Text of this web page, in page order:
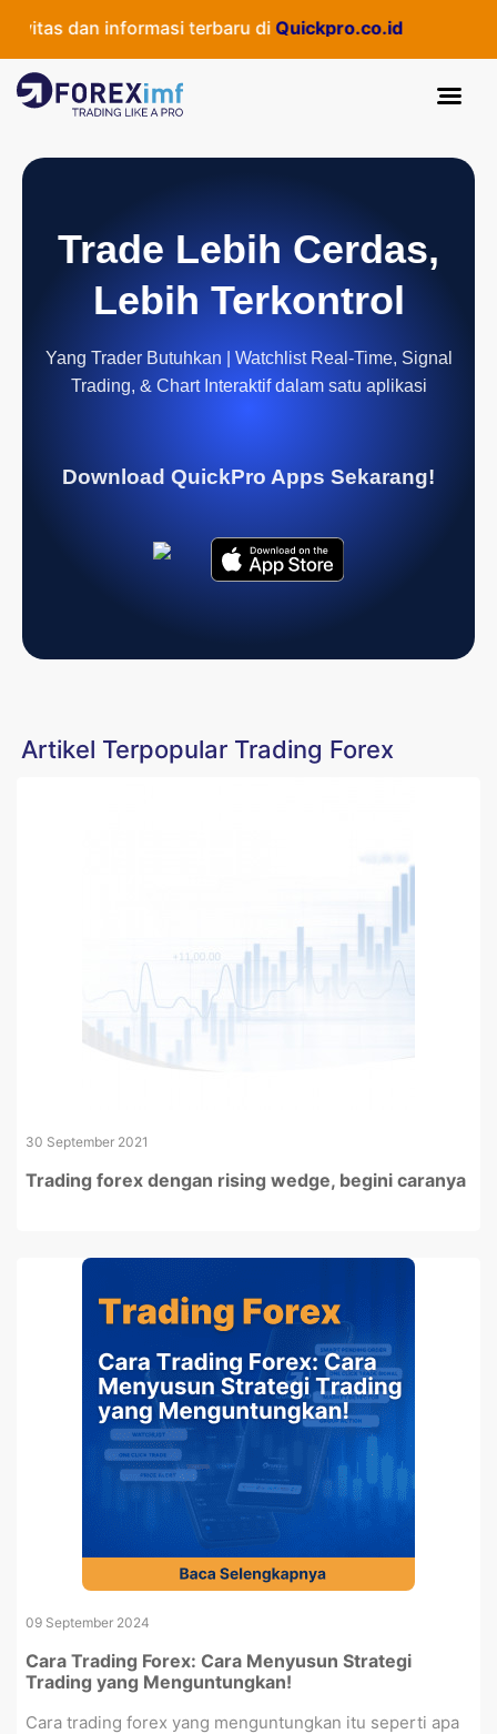
dan informasi terbaru di Quickpro.co.id
Trade Lebih Cerdas,
Lebih Terkontrol
Yang Trader Butuhkan | Watchlist Real-Time, Signal
Trading, & Chart Interaktif dalam satu aplikasi
Download QuickPro Apps Sekarang!
Artikel Terpopular Trading Forex
30 September 2021
Trading forex dengan rising wedge, begini caranya
09 September 2024
Cara Trading Forex: Cara Menyusun Strategi
Trading yang Menguntungkan!
Cara trading forex yang menguntungkan itu seperti apa